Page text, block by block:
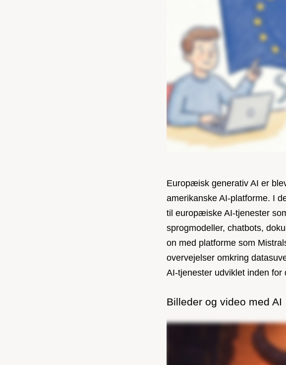
Europæisk generativ AI er
amerikanske AI-platforme. I
til europæiske AI-tjenester
sprogmodeller, chatbots,
on med platforme som
overvejelser omkring
AI-tjenester udviklet inden
Billeder og video med AI